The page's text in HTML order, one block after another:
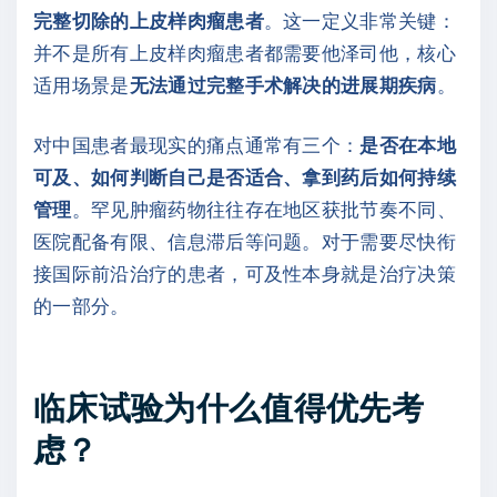
完整切除的上皮样肉瘤患者。这一定义非常关键：
并不是所有上皮样肉瘤患者都需要他泽司他，核心
适用场景是无法通过完整手术解决的进展期疾病
对中国患者最现实的痛点通常有三个： 是否在本地
可及、如何判断自己是否适合、拿到药后如何持续
管理 。罕见肿瘤药物往往存在地区获批节奏不同、
医院配备有限、信息滞后等问题。对于需要尽快衔
接国际前沿治疗的患者，可及性本身就是治疗决策
的一部分。
临床试验为什么值得优先考
虑？